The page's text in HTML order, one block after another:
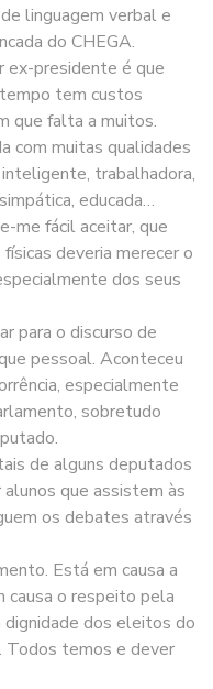
linguagem verbal e
do CHEGA.
ex-presidente é que
tem custos
que falta a muitos.
com muitas qualidades
trabalhadora,
educada…
me fácil aceitar, que
deveria merecer o
dos seus
para o discurso de
pessoal. Aconteceu
especialmente
sobretudo
de alguns deputados
que assistem às
os debates através
Está em causa a
causa o respeito pela
dos eleitos do
Todos temos e dever